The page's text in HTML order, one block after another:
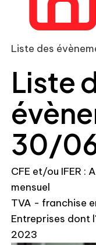
Liste des
Liste
30/
CFE et/ou IFER :
mensuel
TVA - franchise
Entreprises dont
2023